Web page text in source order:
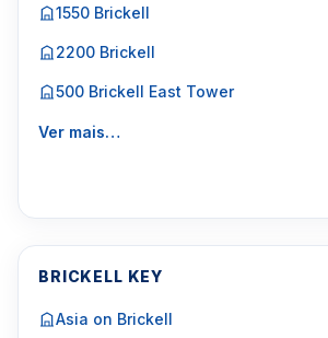
1550 Brickell
2200 Brickell
500 Brickell East Tower
Ver mais…
BRICKELL KEY
Asia on Brickell